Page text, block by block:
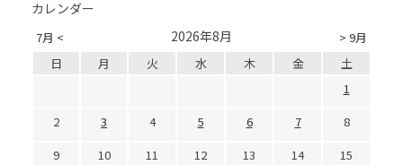
カレンダー
7月 < > 9月
2026年8月
日 月 火 水 木 金
土
1
2
3 4 5 6 7
8
9
10 11 12 13 14
15